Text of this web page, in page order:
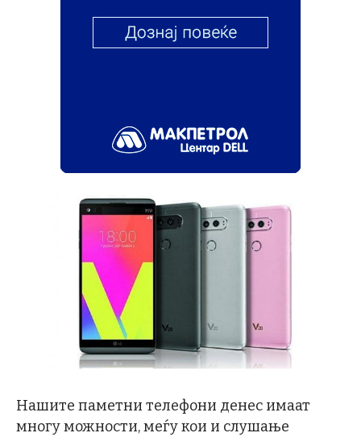
Нашите паметни телефони денес имаат
многу можности, меѓу кои и слушање